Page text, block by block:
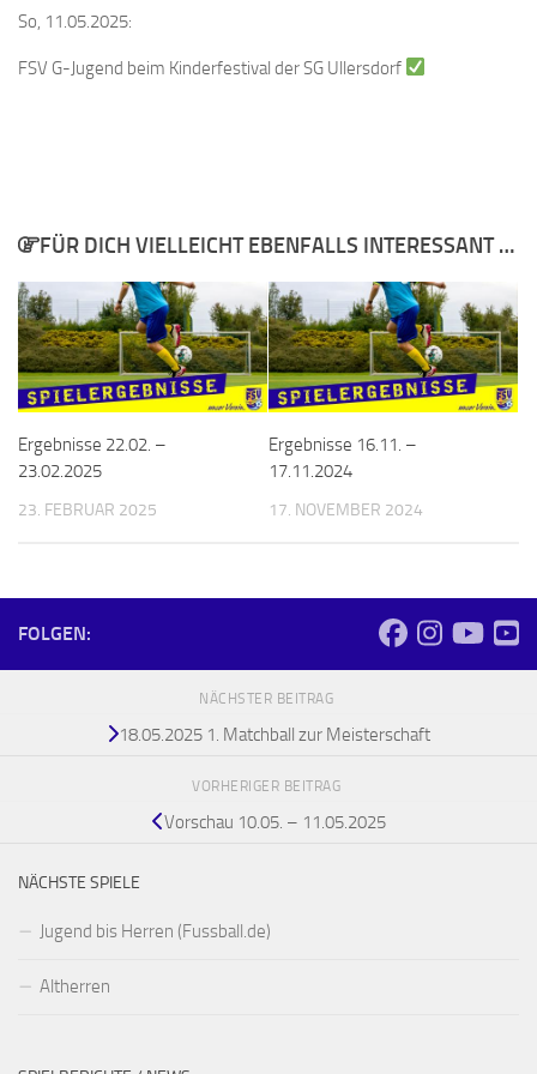
So, 11.05.2025:
FSV G-Jugend beim Kinderfestival der SG Ullersdorf
FÜR DICH VIELLEICHT EBENFALLS INTERESSANT …
Ergebnisse 22.02. –
23.02.2025
23. FEBRUAR 2025
Ergebnisse 16.11. –
17.11.2024
17. NOVEMBER 2024
FOLGEN:
NÄCHSTER BEITRAG
18.05.2025 1. Matchball zur Meisterschaft
VORHERIGER BEITRAG
Vorschau 10.05. – 11.05.2025
NÄCHSTE SPIELE
Jugend bis Herren (Fussball.de)
Altherren